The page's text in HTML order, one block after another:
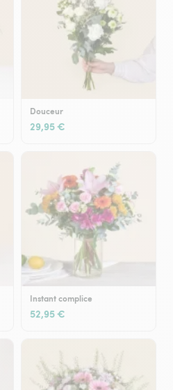
Douceur
29,95 €
Instant complice
52,95 €